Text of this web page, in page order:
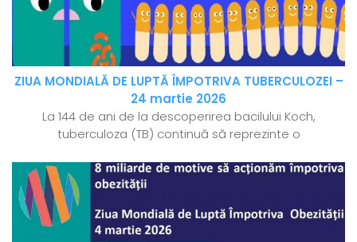
ZIUA MONDIALĂ DE LUPTĂ ÎMPOTRIVA TUBERCULOZEI –
24 martie 2026
La 144 de ani de la descoperirea bacilului Koch,
tuberculoza (TB) continuă să reprezinte o